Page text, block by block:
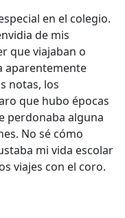
en el colegio.
de mis
que viajaban o
aparentemente
notas, los
que hubo épocas
perdonaba alguna
No sé cómo
mi vida escolar
viajes con el coro.